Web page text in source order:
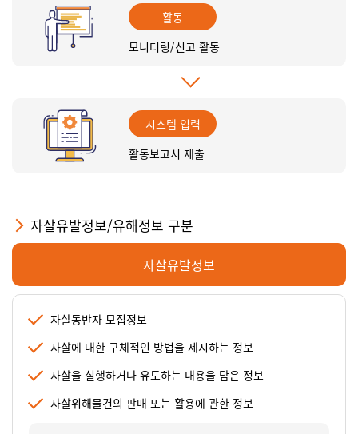
활동
모니터링/신고 활동
시스템 입력
활동보고서 제출
자살유발정보/유해정보 구분
자살유발정보
자살동반자 모집정보
자살에 대한 구체적인 방법을 제시하는 정보
자살을 실행하거나 유도하는 내용을 담은 정보
자살위해물건의 판매 또는 활용에 관한 정보